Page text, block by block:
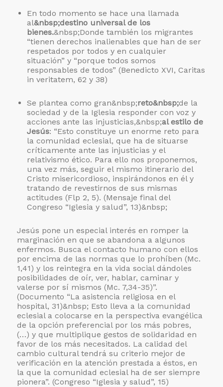
En todo momento se hace una llamada
al&nbsp;destino universal de los
bienes.&nbsp;Donde también los migrantes
“tienen derechos inalienables que han de ser
respetados por todos y en cualquier
situación” y “porque todos somos
responsables de todos” (Benedicto XVI, Caritas
in veritatem, 62 y 38)
Se plantea como gran&nbsp;reto&nbsp;de la
sociedad y de la Iglesia responder con voz y
acciones ante las injusticias,&nbsp;al estilo de
Jesús: “Esto constituye un enorme reto para
la comunidad eclesial, que ha de situarse
críticamente ante las injusticias y el
relativismo ético. Para ello nos proponemos,
una vez más, seguir el mismo itinerario del
Cristo misericordioso, inspirándonos en él y
tratando de revestirnos de sus mismas
actitudes (Flp 2, 5). (Mensaje final del
Congreso “Iglesia y salud”, 13)&nbsp;
Jesús pone un especial interés en romper la
marginación en que se abandona a algunos
enfermos. Busca el contacto humano con ellos
por encima de las normas que lo prohíben (Mc.
1,41) y los reintegra en la vida social dándoles
posibilidades de oír, ver, hablar, caminar y
valerse por sí mismos (Mc. 7,34-35)”.
(Documento “La asistencia religiosa en el
hospital, 31)&nbsp; Esto lleva a la comunidad
eclesial a colocarse en la perspectiva evangélica
de la opción preferencial por los más pobres,
(…) y que multiplique gestos de solidaridad en
favor de los más necesitados. La calidad del
cambio cultural tendrá su criterio mejor de
verificación en la atención prestada a éstos, en
la que la comunidad eclesial ha de ser siempre
pionera”. (Congreso “Iglesia y salud”, 15)